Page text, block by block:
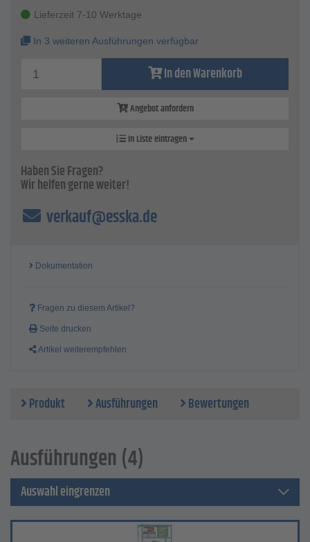
Traglast pro Ebene - 180 kg
Feldlast - 900 kg
Lieferzeit 7-10 Werktage
In 3 weiteren Ausführungen verfügbar
In den Warenkorb
Angebot anfordern
In Liste eintragen
Haben Sie Fragen?
Wir helfen gerne weiter!
verkauf@esska.de
Dokumentation
Fragen zu diesem Artikel?
Seite drucken
Artikel weiterempfehlen
Produkt Ausführungen Bewertungen
Ausführungen (4)
Auswahl eingrenzen